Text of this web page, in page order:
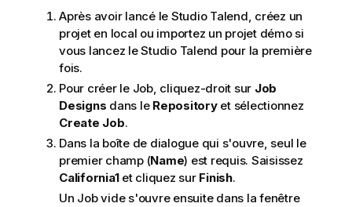
Après avoir lancé le Studio Talend , créez un
projet en local ou importez un projet démo si
vous lancez leStudio Talend pour la première
fois.
Pour créer le Job, cliquez-droit sur Job
Designs dans le Repositoryet sélectionnez
Create Job.
Dans la boîte de dialogue qui s'ouvre, seul le
premier champ (Name) est requis. Saisissez
California1et cliquez sur Finish.
Un Job vide s'ouvre ensuite dans la fenêtre